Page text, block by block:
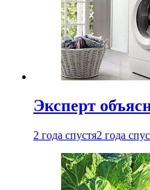
Эксперт
2 года спустя2 года